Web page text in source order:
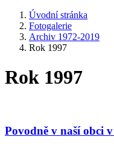
Úvodní stránka
Fotogalerie
Archiv 1972-2019
Rok 1997
Rok 1997
Povodně v naší obci